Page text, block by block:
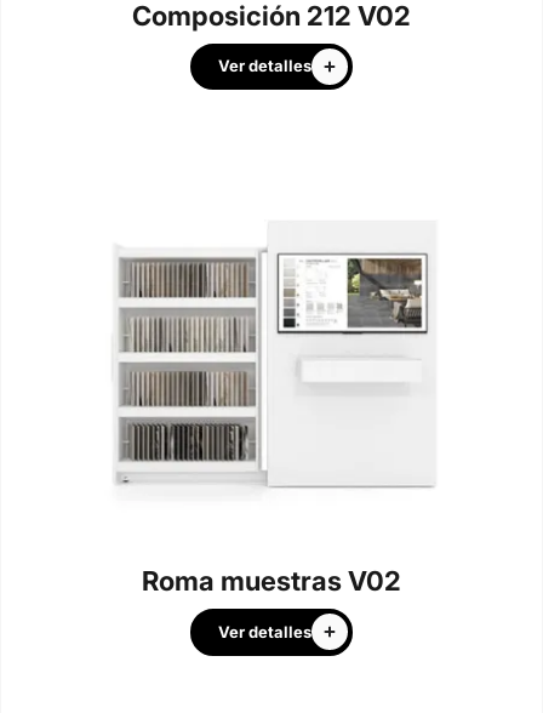
Composición 212 V02
Ver detalles
Roma muestras V02
Ver detalles